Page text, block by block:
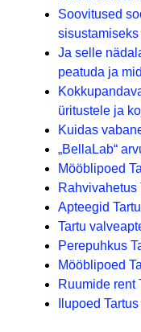
Soovitused
sisustamiseks
Ja selle
peatuda ja
üritustele ja
Kuidas
„BellaLab“
Mööblipoed
Rahvivahetus
Apteegid
Tartu
Perepuhkus
Mööblipoed
Ruumide rent
Ilupoed Tartus